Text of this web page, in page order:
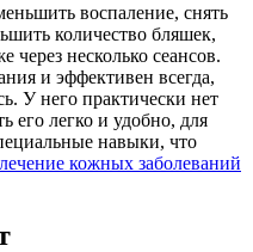
воспаление, снять
количество бляшек,
через несколько сеансов.
и эффективен всегда,
У него практически нет
его легко и удобно, для
навыки, что
кожных заболеваний